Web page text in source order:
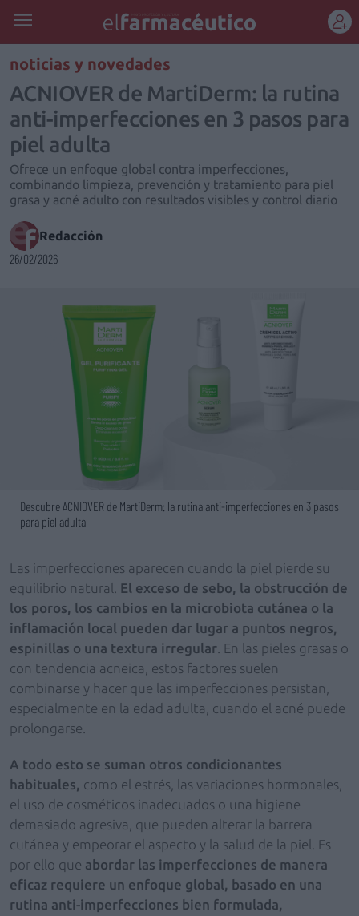
REGÍSTRATE
noticias y novedades
ACNIOVER de MartiDerm: la rutina
anti-imperfecciones en 3 pasos para
piel adulta
Ofrece un enfoque global contra imperfecciones,
combinando limpieza, prevención y tratamiento para piel
grasa y acné adulto con resultados visibles y control diario
Redacción
26/02/2026
Descubre ACNIOVER de MartiDerm: la rutina anti-imperfecciones en 3 pasos
para piel adulta
Las imperfecciones aparecen cuando la piel pierde su
equilibrio natural. El exceso de sebo, la obstrucción de
los poros, los cambios en la microbiota cutánea o la
inflamación local pueden dar lugar a puntos negros,
espinillas o una textura irregular . En las pieles grasas o
con tendencia acneica, estos factores suelen
combinarse y hacer que las imperfecciones persistan,
especialmente en la edad adulta, cuando el acné puede
prolongarse.
A todo esto se suman otros condicionantes
habituales, como el estrés, las variaciones hormonales,
el uso de cosméticos inadecuados o una higiene
demasiado agresiva, que pueden alterar la barrera
cutánea y empeorar el aspecto y la salud de la piel. Es
por ello que abordar las imperfecciones de manera
eficaz requiere un enfoque global, basado en una
rutina anti-imperfecciones bien formulada,